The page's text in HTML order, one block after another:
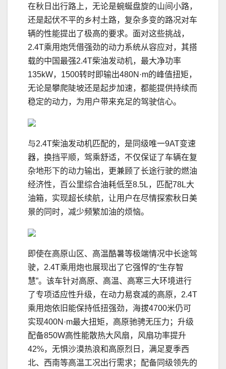
在秋日出行路上，无论是蜿蜒盘旋的山间小路，
还是起伏不平的乡村土路，复杂多变的路况对车
辆的性能提出了极高的要求。面对这些挑战，
2.4T乘用炮凭借强劲的动力系统从容应对，其搭
载的中国最强2.4T柴油发动机，最大净功率
135kW，1500转时即输出480N·m的峰值扭矩，
无论是攀爬陡坡还是起步加速，都能提供持续而
稳定的动力，为用户带来充足的驾驶信心。
与2.4T柴油发动机匹配的，是同级唯一9AT变速
器，换挡平顺，驾乘舒适，不仅保证了车辆在复
杂地形下的动力输出，更兼顾了长途行驶的燃油
经济性，百公里综合油耗低至8.5L，匹配78L大
油箱，实现超长续航，让用户在尽情探索秋日美
景的同时，减少频繁加油的烦恼。
即使在高原山区、高温酷暑等极端情况中长途驾
驶，2.4T乘用炮也展现出了它强悍的“生存智
慧”。该车针对高原、高温、高寒三大环境进行
了专项适应性升级，在动力易衰减的高原，2.4T
乘用炮依旧能保持低扭强劲，海拔4700米仍可
实现400N·m最大扭矩，高原驰骋无压力；升级
配备850W高性能散热大风扇，风扇功率提升
42%，无惧沙漠热浪和高原烈日，满足夏季西
北、西南等高温工况出行需求；配备同级领先的